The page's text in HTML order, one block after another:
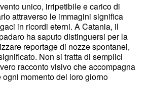
unico, irripetibile e carico di
attraverso le immagini significa
in ricordi eterni. A Catania, il
ha saputo distinguersi per la
reportage di nozze spontanei,
Non si tratta di semplici
racconto visivo che accompagna
momento del loro giorno